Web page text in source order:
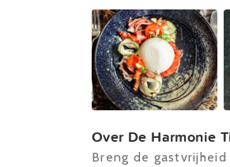
Over De Harmonie
Breng de